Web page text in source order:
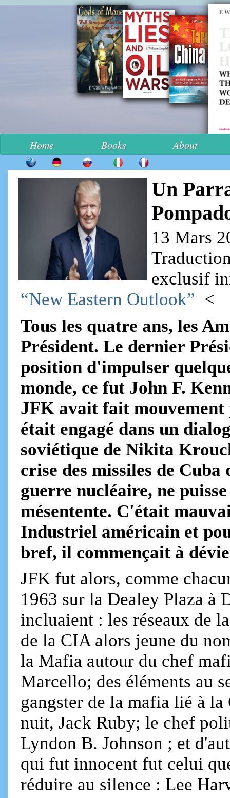
Home Books About
Un
13 Mars
exclusif
“New Eastern Outlook” <
Tous les quatre ans, les
Président. Le dernier
position d'impulser
monde, ce fut John F.
JFK avait fait mouvement
était engagé dans un
soviétique de Nikita
crise des missiles de
guerre nucléaire, ne
mésentente. C'était
Industriel américain et
bref, il commençait à
JFK fut alors, comme
1963 sur la Dealey Plaza à
incluaient : les réseaux de
de la CIA alors jeune du
la Mafia autour du chef
Marcello; des éléments au
gangster de la mafia lié à
nuit, Jack Ruby; le chef
Lyndon B. Johnson ; et
qui fut innocent fut celui
réduire au silence : Lee